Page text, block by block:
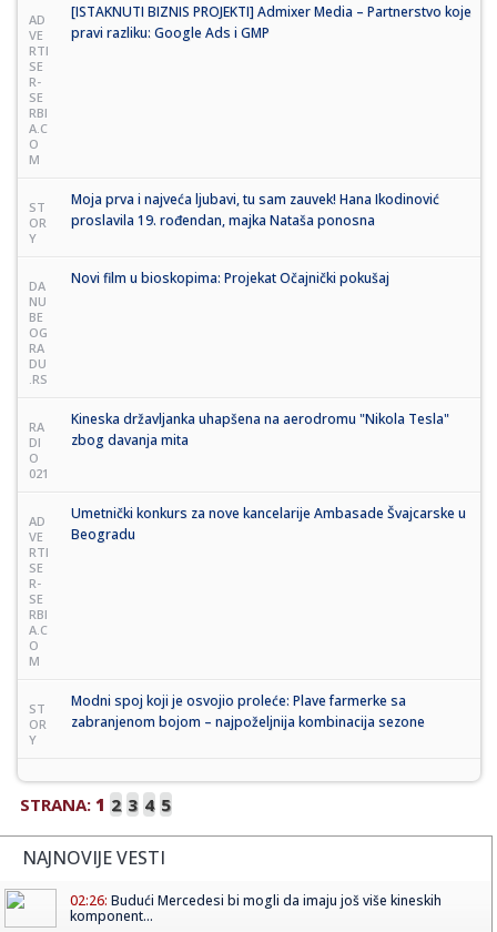
AD
VE
RTI
SE
R-
SE
RBI
A.C
O
M
[ISTAKNUTI BIZNIS PROJEKTI] Admixer Media – Partnerstvo koje
pravi razliku: Google Ads i GMP
ST
OR
Y
Moja prva i najveća ljubavi, tu sam zauvek! Hana Ikodinović
proslavila 19. rođendan, majka Nataša ponosna
DA
NU
BE
OG
RA
DU
.RS
Novi film u bioskopima: Projekat Očajnički pokušaj
RA
DI
O
021
Kineska državljanka uhapšena na aerodromu "Nikola Tesla"
zbog davanja mita
AD
VE
RTI
SE
R-
SE
RBI
A.C
O
M
Umetnički konkurs za nove kancelarije Ambasade Švajcarske u
Beogradu
ST
OR
Y
Modni spoj koji je osvojio proleće: Plave farmerke sa
zabranjenom bojom – najpoželjnija kombinacija sezone
STRANA: 1 2 3 4 5
NAJNOVIJE VESTI
02:26: Budući Mercedesi bi mogli da imaju još više kineskih
komponent...